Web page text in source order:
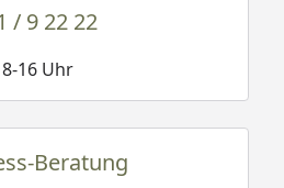
/ 9 22 22
16 Uhr
Beratung